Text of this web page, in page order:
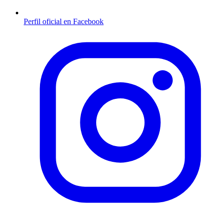
Perfil oficial en Facebook